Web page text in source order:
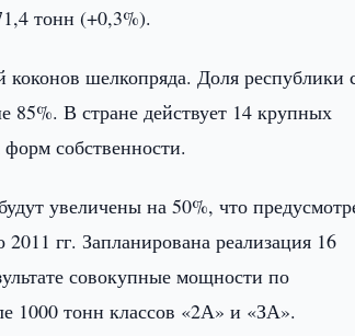
тонн (+0,3%).
шелкопряда. Доля республики
85%. В стране действует 14 крупных
собственности.
увеличены на 50%, что
гг. Запланирована реализация 16
совокупные мощности по
1000 тонн классов «2А» и «ЗА».